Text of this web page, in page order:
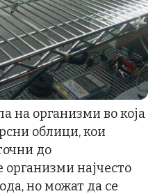
на организми во која
облици, кои
до
најчесто
но можат да се